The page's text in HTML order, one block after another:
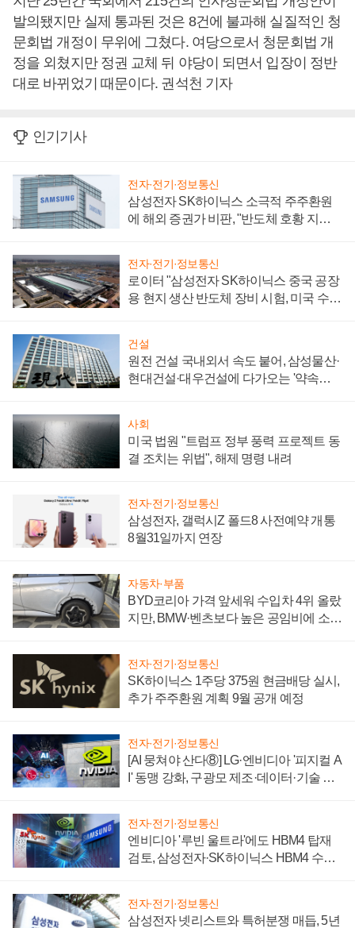
발의됐지만 실제 통과된 것은 8건에 불과해 실질적인 청
문회법 개정이 무위에 그쳤다. 여당으로서 청문회법 개
정을 외쳤지만 정권 교체 뒤 야당이 되면서 입장이 정반
대로 바뀌었기 때문이다. 권석천 기자
인기기사
전자·전기·정보통신
삼성전자 SK하이닉스 소극적 주주환원
에 해외 증권가 비판, "반도체 호황 지속
전자·전기·정보통신
로이터 "삼성전자 SK하이닉스 중국 공장
용 현지 생산 반도체 장비 시험, 미국 수출
건설
원전 건설 국내외서 속도 붙어, 삼성물산·
현대건설·대우건설에 다가오는 '약속의
사회
미국 법원 "트럼프 정부 풍력 프로젝트 동
결 조치는 위법", 해제 명령 내려
전자·전기·정보통신
삼성전자, 갤럭시Z 폴드8 사전예약 개통
8월31일까지 연장
자동차·부품
BYD코리아 가격 앞세워 수입차 4위 올랐
지만, BMW·벤츠보다 높은 공임비에 소비
전자·전기·정보통신
SK하이닉스 1주당 375원 현금배당 실시,
추가 주주환원 계획 9월 공개 예정
전자·전기·정보통신
[AI 뭉쳐야 산다⑧] LG·엔비디아 '피지컬 A
I' 동맹 강화, 구광모 제조·데이터·기술 결
전자·전기·정보통신
엔비디아 '루빈 울트라'에도 HBM4 탑재
검토, 삼성전자·SK하이닉스 HBM4 수율
전자·전기·정보통신
삼성전자 넷리스트와 특허분쟁 매듭, 5년